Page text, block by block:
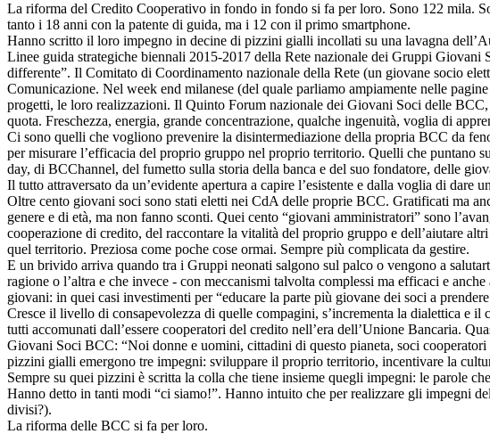
La riforma del Credito Cooperativo in fondo in fondo si fa per loro. Sono 122 mila.
tanto i 18 anni con la patente di guida, ma i 12 con il primo smartphone.
Hanno scritto il loro impegno in decine di pizzini gialli incollati su una lavagna
Linee guida strategiche biennali 2015-2017 della Rete nazionale dei Gruppi
differente”. Il Comitato di Coordinamento nazionale della Rete (un giovane socio
Comunicazione. Nel week end milanese (del quale parliamo ampiamente nelle
progetti, le loro realizzazioni. Il Quinto Forum nazionale dei Giovani Soci delle
quota. Freschezza, energia, grande concentrazione, qualche ingenuità, voglia di
Ci sono quelli che vogliono prevenire la disintermediazione della propria BCC da
per misurare l’efficacia del proprio gruppo nel proprio territorio. Quelli che
day, di BCChannel, del fumetto sulla storia della banca e del suo fondatore, delle
Il tutto attraversato da un’evidente apertura a capire l’esistente e dalla voglia di dare
Oltre cento giovani soci sono stati eletti nei CdA delle proprie BCC. Gratificati ma
genere e di età, ma non fanno sconti. Quei cento “giovani amministratori” sono
cooperazione di credito, del raccontare la vitalità del proprio gruppo e dell’aiutare
quel territorio. Preziosa come poche cose ormai. Sempre più complicata da gestire.
E un brivido arriva quando tra i Gruppi neonati salgono sul palco o vengono a
ragione o l’altra e che invece - con meccanismi talvolta complessi ma efficaci e
giovani: in quei casi investimenti per “educare la parte più giovane dei soci a
Cresce il livello di consapevolezza di quelle compagini, s’incrementa la dialettica e
tutti accomunati dall’essere cooperatori del credito nell’era dell’Unione Bancaria.
Giovani Soci BCC: “Noi donne e uomini, cittadini di questo pianeta, soci
pizzini gialli emergono tre impegni: sviluppare il proprio territorio, incentivare la
Sempre su quei pizzini è scritta la colla che tiene insieme quegli impegni: le parole
Hanno detto in tanti modi “ci siamo!”. Hanno intuito che per realizzare gli impegni
divisi?).
La riforma delle BCC si fa per loro.